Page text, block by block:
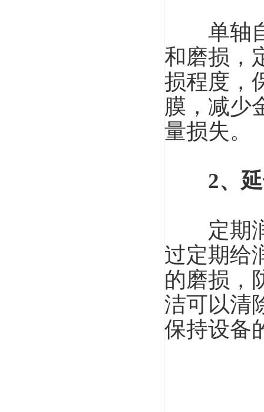
单轴自
和磨损，
损程度，
膜，减少
量损失。
2、
定期润
过定期给
的磨损，
洁可以清
保持设备